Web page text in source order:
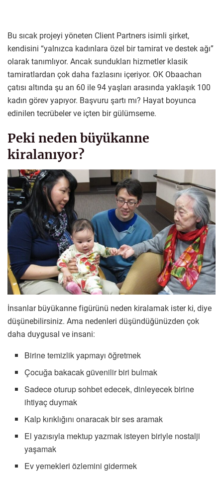
Bu sıcak projeyi yöneten Client Partners isimli şirket,
kendisini “yalnızca kadınlara özel bir tamirat ve destek ağı”
olarak tanımlıyor. Ancak sundukları hizmetler klasik
tamiratlardan çok daha fazlasını içeriyor. OK Obaachan
çatısı altında şu an 60 ile 94 yaşları arasında yaklaşık 100
kadın görev yapıyor. Başvuru şartı mı? Hayat boyunca
edinilen tecrübeler ve içten bir gülümseme.
Peki neden büyükanne
kiralanıyor?
İnsanlar büyükanne figürünü neden kiralamak ister ki, diye
düşünebilirsiniz. Ama nedenleri düşündüğünüzden çok
daha duygusal ve insani:
Birine temizlik yapmayı öğretmek
Çocuğa bakacak güvenilir biri bulmak
Sadece oturup sohbet edecek, dinleyecek birine
ihtiyaç duymak
Kalp kırıklığını onaracak bir ses aramak
El yazısıyla mektup yazmak isteyen biriyle nostalji
yaşamak
Ev yemekleri özlemini gidermek